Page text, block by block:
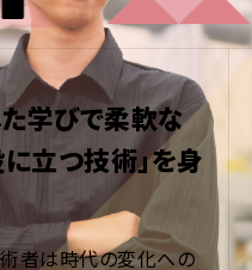
学びで柔軟な
立つ技術」を身
者は時代の変化への